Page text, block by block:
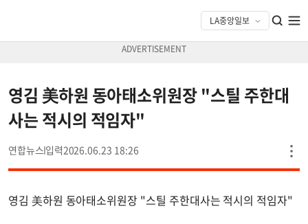
영김 美하원 동아태소위원장 "스틸 주한대
사는 적시의 적임자"
연합뉴스 2026.06.23 18:26
영김 美하원 동아태소위원장 "스틸 주한대사는 적시의 적임자"